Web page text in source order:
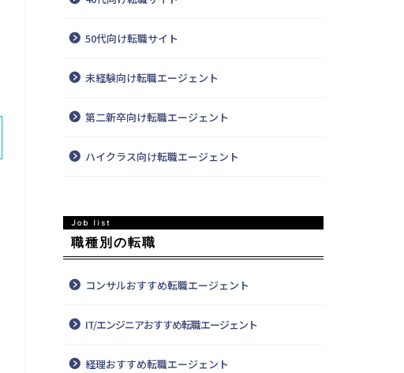
50代向け転職サイト
未経験向け転職エージェント
第二新卒向け転職エージェント
ハイクラス向け転職エージェント
職種別の転職
コンサルおすすめ転職エージェント
IT/エンジニアおすすめ転職エージェント
経理おすすめ転職エージェント